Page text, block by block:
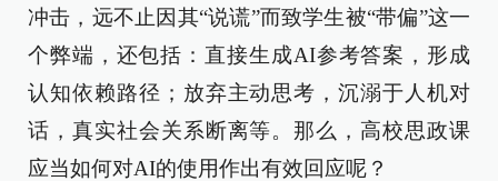
冲击，远不止因其“说谎”而致学生被“带偏”这一
个弊端，还包括：直接生成AI参考答案，形成
认知依赖路径；放弃主动思考，沉溺于人机对
话，真实社会关系断离等。那么，高校思政课
应当如何对AI的使用作出有效回应呢？